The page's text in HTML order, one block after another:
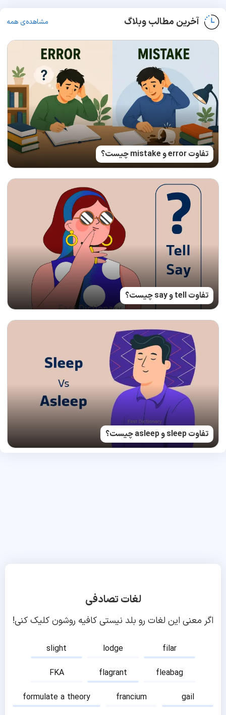
آخرین مطالب وبلاگ مشاهده‌ی همه
تفاوت error و mistake چیست؟
تفاوت tell و say چیست؟
تفاوت sleep و asleep چیست؟
لغات تصادفی
اگر معنی این لغات رو بلد نیستی کافیه روشون کلیک کنی!
slight lodge
filar
FKA
flagrant
fleabag
formulate a theory
francium
gail